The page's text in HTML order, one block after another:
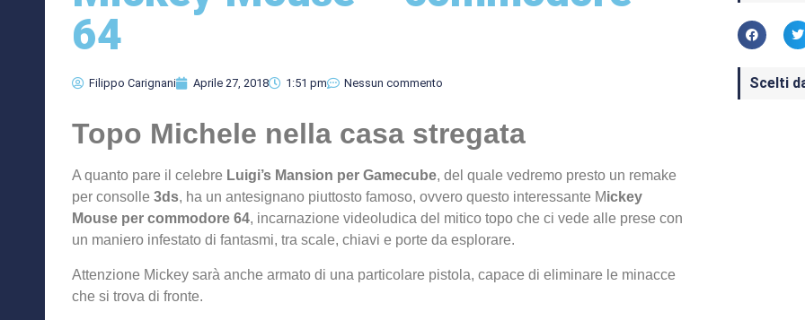
64
Filippo Carignani Aprile 27, 2018 1:51 pm Nessun commento
Topo Michele nella casa stregata
A quanto pare il celebre Luigi’s Mansion per Gamecube, del quale vedremo presto un remake
per consolle 3ds, ha un antesignano piuttosto famoso, ovvero questo interessante Mickey
Mouse per commodore 64, incarnazione videoludica del mitico topo che ci vede alle prese con
un maniero infestato di fantasmi, tra scale, chiavi e porte da esplorare.
Attenzione Mickey sarà anche armato di una particolare pistola, capace di eliminare le minacce
che si trova di fronte.
Scelti